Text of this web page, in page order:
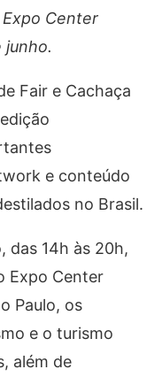
Center
junho.
Fair e Cachaça
e conteúdo
no Brasil.
das 14h às 20h,
Expo Center
Paulo, os
e o turismo
além de